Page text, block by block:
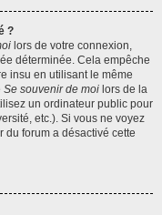
?
lors de votre connexion,
déterminée. Cela empêche
insu en utilisant le même
Se souvenir de moi lors de la
un ordinateur public pour
etc.). Si vous ne voyez
du forum a désactivé cette